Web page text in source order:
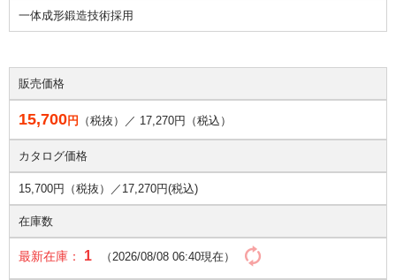
一体成形鍛造技術採用
販売価格
15,700円 （税抜）／ 17,270円（税込）
カタログ価格
15,700円（税抜）／ 17,270円(税込)
在庫数
最新在庫： 1 （2026/08/08 06:40現在）